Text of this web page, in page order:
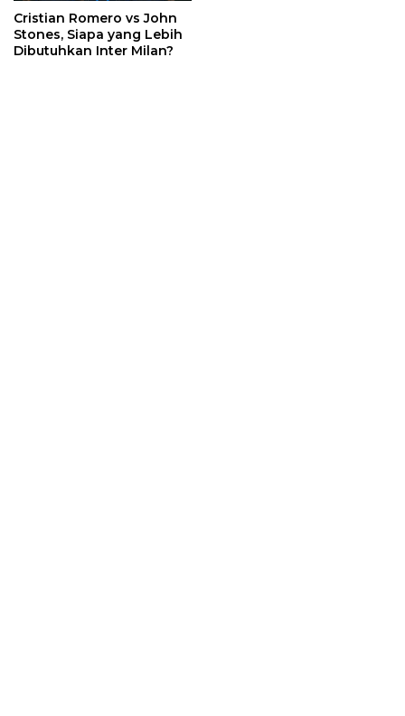
Cristian Romero vs John
Stones, Siapa yang Lebih
Dibutuhkan Inter Milan?